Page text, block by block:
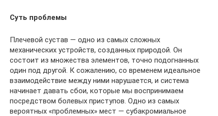
Суть проблемы
Плечевой сустав — одно из самых сложных
механических устройств, созданных природой. Он
состоит из множества элементов, точно подогнанных
один под другой. К сожалению, со временем идеальное
взаимодействие между ними нарушается, и система
начинает давать сбои, которые мы воспринимаем
посредством болевых приступов. Одно из самых
вероятных «проблемных» мест — субакромиальное